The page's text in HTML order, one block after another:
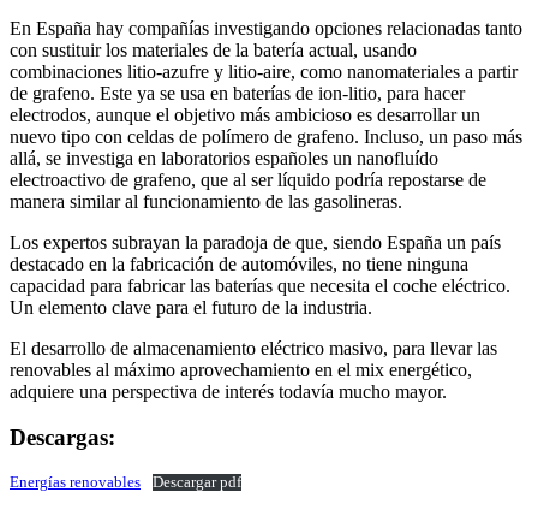
En España hay compañías investigando opciones relacionadas tanto
con sustituir los materiales de la batería actual, usando
combinaciones litio-azufre y litio-aire, como nanomateriales a partir
de grafeno. Este ya se usa en baterías de ion-litio, para hacer
electrodos, aunque el objetivo más ambicioso es desarrollar un
nuevo tipo con celdas de polímero de grafeno. Incluso, un paso más
allá, se investiga en laboratorios españoles un nanofluído
electroactivo de grafeno, que al ser líquido podría repostarse de
manera similar al funcionamiento de las gasolineras.
Los expertos subrayan la paradoja de que, siendo España un país
destacado en la fabricación de automóviles, no tiene ninguna
capacidad para fabricar las baterías que necesita el coche eléctrico.
Un elemento clave para el futuro de la industria.
El desarrollo de almacenamiento eléctrico masivo, para llevar las
renovables al máximo aprovechamiento en el mix energético,
adquiere una perspectiva de interés todavía mucho mayor.
Descargas:
Energías renovables Descargar pdf